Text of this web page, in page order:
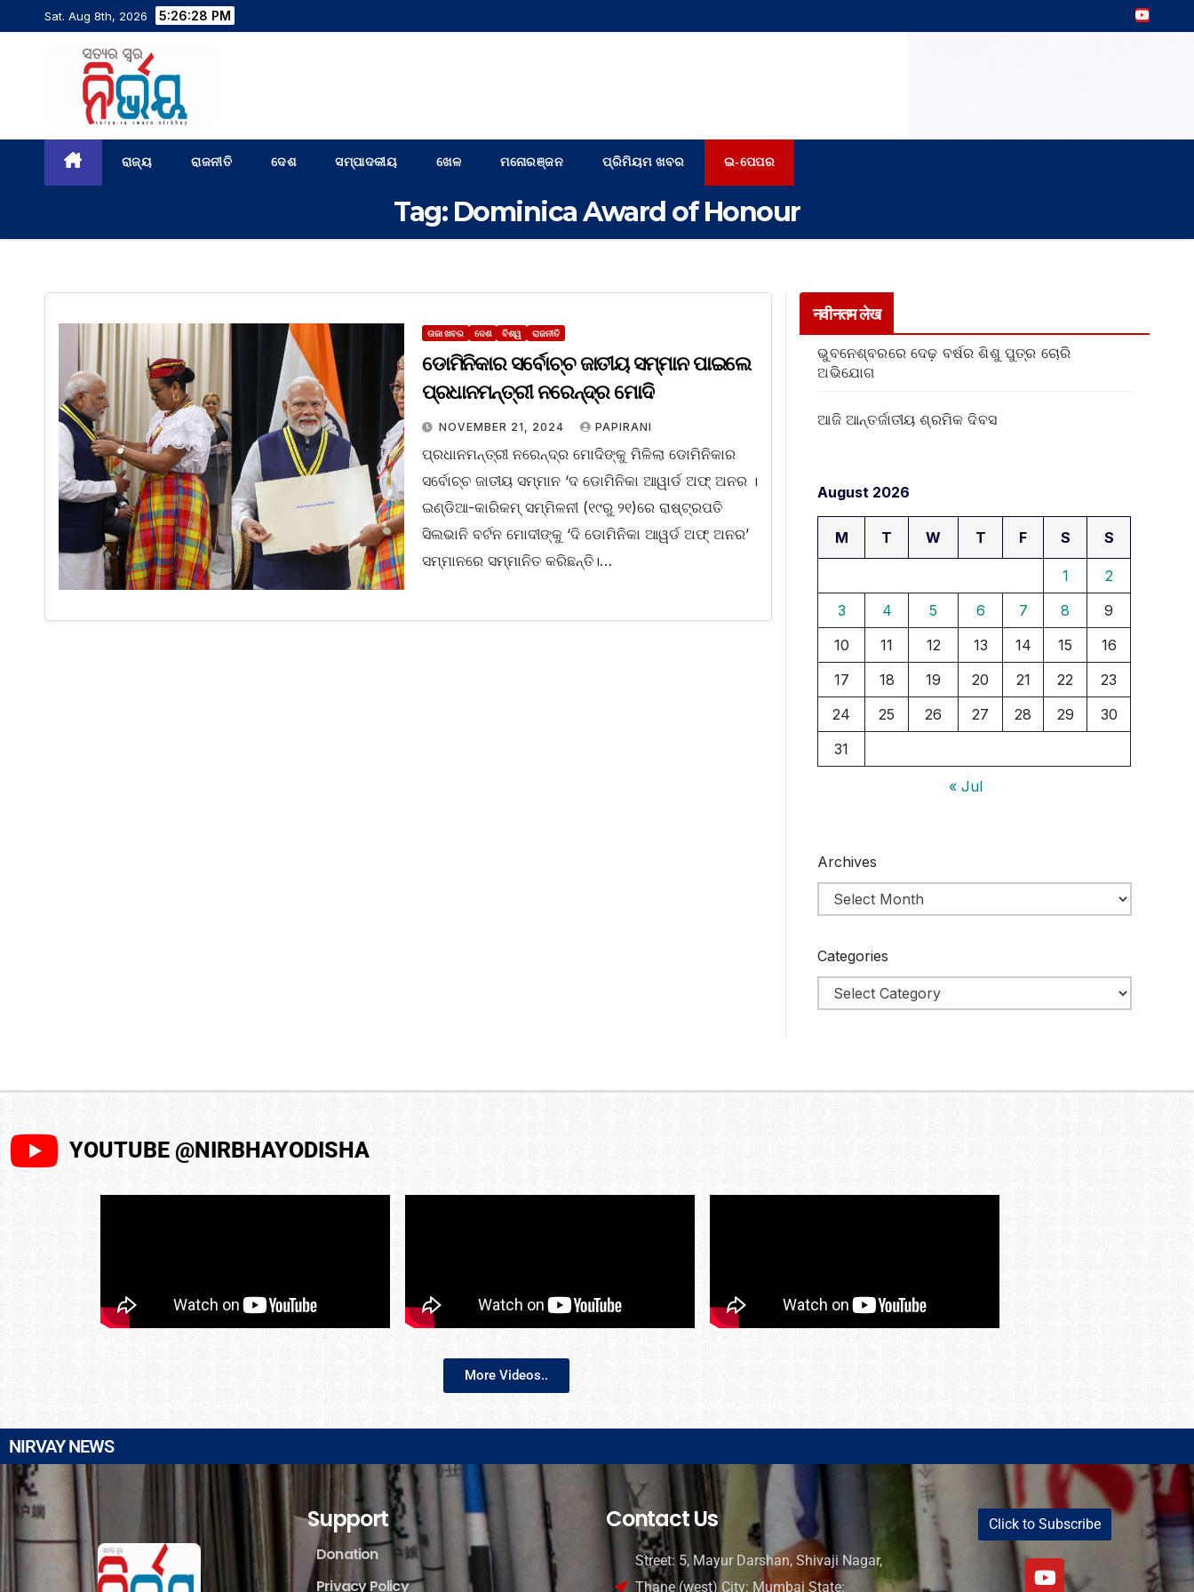
Sat. Aug 8th, 2026 5:26:29 PM
ରାଜ୍ୟ ରାଜନୀତି ଦେଶ ସମ୍ପାଦକୀୟ ଖେଳ ମନୋରଞ୍ଜନ ପ୍ରିମିୟମ ଖବର ଇ-ପେପର
Tag: Dominica Award of Honour
ତାଜା ଖବର ଦେଶ ବିଶ୍ୱ ରାଜନୀତି
ଡୋମିନିକାର ସର୍ବୋଚ୍ଚ ଜାତୀୟ ସମ୍ମାନ ପାଇଲେ
ପ୍ରଧାନମନ୍ତ୍ରୀ ନରେନ୍ଦ୍ର ମୋଦି
NOVEMBER 21, 2024 PAPIRANI
ପ୍ରଧାନମନ୍ତ୍ରୀ ନରେନ୍ଦ୍ର ମୋଦିଙ୍କୁ ମିଳିଲା ଡୋମିନିକାର
ସର୍ବୋଚ୍ଚ ଜାତୀୟ ସମ୍ମାନ ‘ଦ ଡୋମିନିକା ଆୱାର୍ଡ ଅଫ୍‌ ଅନର ।
ଇଣ୍ଡିଆ-କାରିକମ୍ ସମ୍ମିଳନୀ (୧୯ରୁ ୨୧)ରେ ରାଷ୍ଟ୍ରପତି
ସିଲଭାନି ବର୍ଟନ ମୋଦୀଙ୍କୁ ‘ଦି ଡୋମିନିକା ଆୱର୍ଡ ଅଫ୍ ଅନର’
ସମ୍ମାନରେ ସମ୍ମାନିତ କରିଛନ୍ତି।…
नवीनतम लेख
ଭୁବନେଶ୍ବରରେ ଦେଢ଼ ବର୍ଷର ଶିଶୁ ପୁତ୍ର ଚୋରି
ଅଭିଯୋଗ
ଆଜି ଆନ୍ତର୍ଜାତୀୟ ଶ୍ରମିକ ଦିବସ
August 2026
M T W T F S S
1
2
3
4 5 6 7 8
9
10
11 12 13 14 15
16
17
18 19 20 21 22
23
24
25 26 27 28 29
30
31
« Jul
Archives
Categories
YOUTUBE @NIRBHAYODISHA
More Videos..
NIRVAY NEWS
Support
Donation
Privacy Policy
Contact Us
Street: 5, Mayur Darshan, Shivaji Nagar,
Thane (west) City: Mumbai State:
Click to Subscribe